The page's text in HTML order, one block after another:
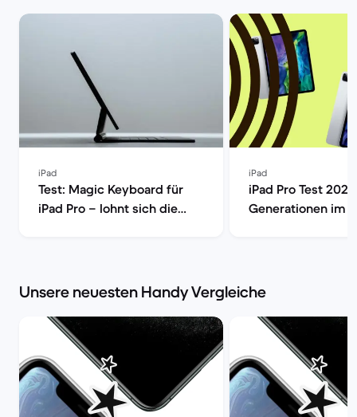
iPad
Test: Magic Keyboard für
iPad Pro – lohnt sich die
iPad
iPad Pro Test
Generationen im
Unsere neuesten Handy Vergleiche